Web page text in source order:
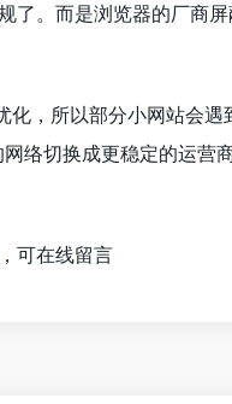
了。而是浏览器的厂商
，所以部分小网站会
络切换成更稳定的运营
可在线留言